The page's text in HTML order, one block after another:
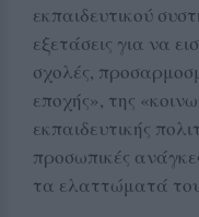
εκπαιδευτικού
εξετάσεις για να
σχολές,
εποχής», της
εκπαιδευτικής
προσωπικές
τα ελαττώματά